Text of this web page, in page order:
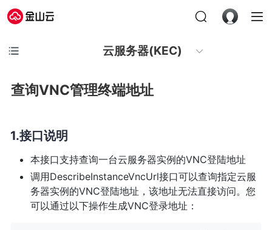
云服务器(KEC)
查询VNC管理终端地址
接口说明
本接口支持查询一台云服务器实例的VNC登陆地址
调用DescribeInstanceVncUrl接口可以查询指定云服
务器实例的VNC登陆地址，该地址无法直接访问。您
可以通过以下操作生成VNC登录地址：